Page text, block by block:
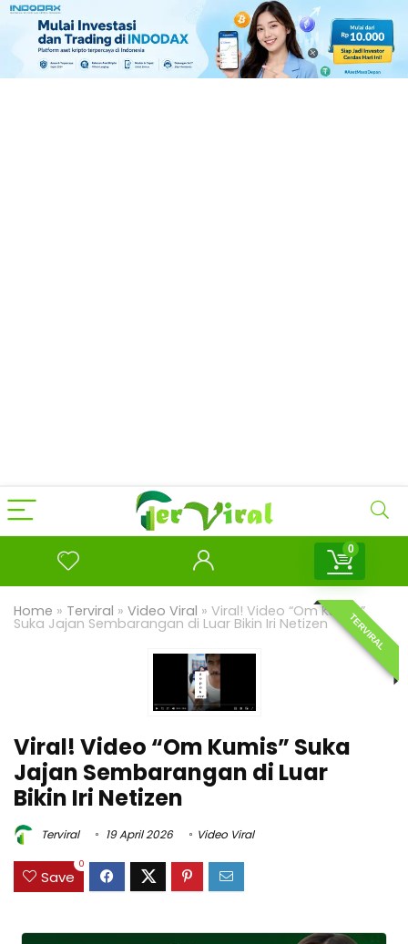
0
Home » Terviral » Video Viral » Viral! Video “Om Kumis”
Suka Jajan Sembarangan di Luar Bikin Iri Netizen TERVIRAL
Viral! Video “Om Kumis” Suka
Jajan Sembarangan di Luar
Bikin Iri Netizen
Terviral 19 April 2026 Video Viral
Save
0